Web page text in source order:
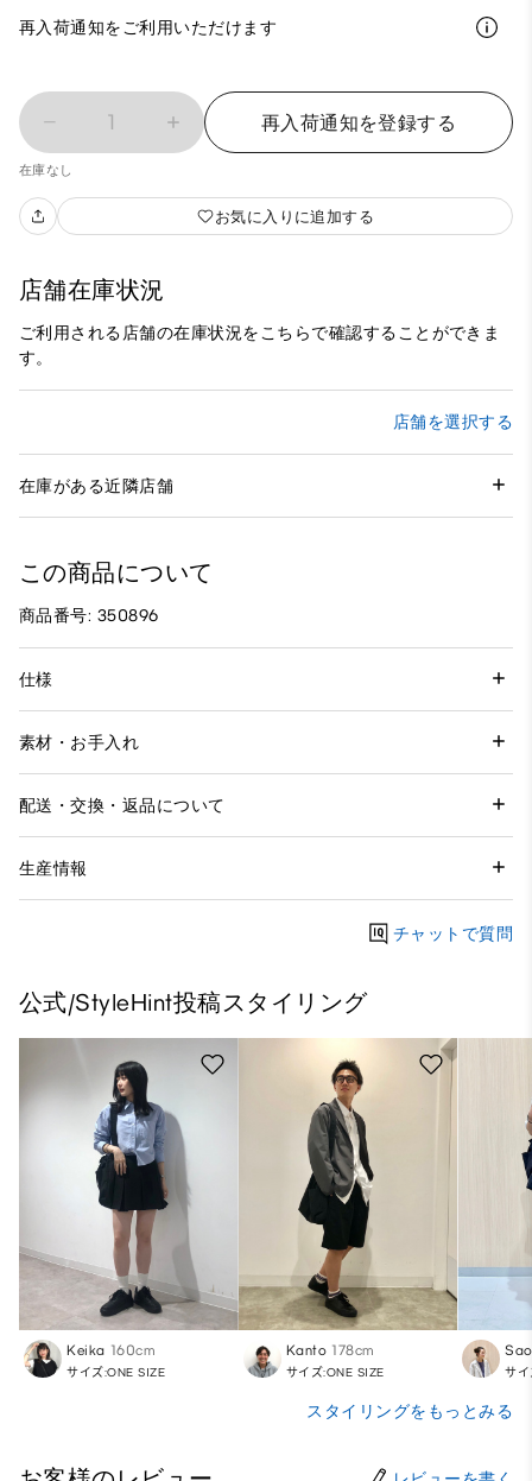
再入荷通知をご利用いただけます
1 再入荷通知を登録する
在庫なし
お気に入りに追加する
店舗在庫状況
ご利用される店舗の在庫状況をこちらで確認することができま
す。
店舗を選択する
在庫がある近隣店舗
この商品について
商品番号: 350896
仕様
素材・お手入れ
配送・交換・返品について
生産情報
チャットで質問
公式/StyleHint投稿スタイリング
Keika 160cm
サイズ:ONE SIZE
Kanto 178cm
サイズ:ONE SIZE
Sao
サ
スタイリングをもっとみる